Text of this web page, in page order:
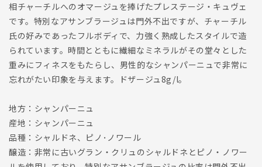
相チャーチルへのオマージュを捧げたプレステージ・キュヴェ
です。特別なアサンブラージュは門外不出ですが、チャーチル
氏の好みであったフルボディで、力強く熟成したスタイルで造
られています。時間とともに繊細なミネラルがその堂々とした
重みにフィネスをもたらし、男性的なシャンパーニュで非常に
忘れがたい印象を与えます。ドザージュ8g/l。
地方：シャンパーニュ
産地：シャンパーニュ
品種：シャルドネ、ピノ･ノワール
醸造：非常に古いグラン・クリュのシャルドネとピノ・ノワー